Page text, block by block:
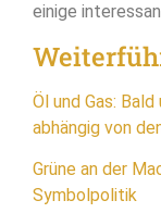
einige
Öl und Gas:
abhängig von
Grüne an der
Symbolpolitik